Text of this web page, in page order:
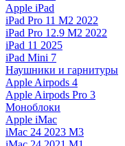
Apple iPad
iPad Pro 11 M2 2022
iPad Pro 12.9 M2 2022
iPad 11 2025
iPad Mini 7
Наушники и гарнитуры
Apple Airpods 4
Apple Airpods Pro 3
Моноблоки
Apple iMac
iMac 24 2023 M3